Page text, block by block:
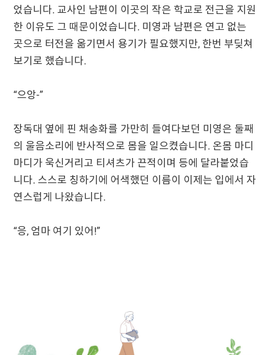
었습니다. 교사인 남편이 이곳의 작은 학교로 전근을 지원
한 이유도 그 때문이었습니다. 미영과 남편은 연고 없는
곳으로 터전을 옮기면서 용기가 필요했지만, 한번 부딪쳐
보기로 했습니다.
“으앙-”
장독대 옆에 핀 채송화를 가만히 들여다보던 미영은 둘째
의 울음소리에 반사적으로 몸을 일으켰습니다. 온몸 마디
마디가 욱신거리고 티셔츠가 끈적이며 등에 달라붙었습
니다. 스스로 칭하기에 어색했던 이름이 이제는 입에서 자
연스럽게 나왔습니다.
“응, 엄마 여기 있어!”